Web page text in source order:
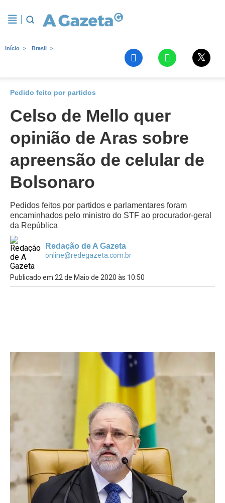
Início Brasil
Pedido feito por partidos
Celso de Mello quer
opinião de Aras sobre
apreensão de celular de
Bolsonaro
Pedidos feitos por partidos e parlamentares foram
encaminhados pelo ministro do STF ao procurador-geral
da República
Redação de A Gazeta
online@redegazeta.com.br
Publicado em 22 de Maio de 2020 às 10:50